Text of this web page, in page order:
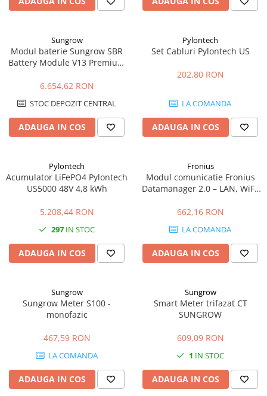
Sungrow
Modul baterie Sungrow SBR
Battery Module V13 Premium
6.654,62 RON
STOC DEPOZIT CENTRAL
ADAUGA IN COS
Pylontech
Set Cabluri Pylontech US
202,80 RON
LA COMANDA
ADAUGA IN COS
Pylontech
Acumulator LiFePO4 Pylontech
US5000 48V 4,8 kWh
5.208,44 RON
297 IN STOC
ADAUGA IN COS
Fronius
Modul comunicatie Fronius
Datamanager 2.0 – LAN, WiFi,
662,16 RON
LA COMANDA
ADAUGA IN COS
Sungrow
Sungrow Meter S100 -
monofazic
467,59 RON
LA COMANDA
ADAUGA IN COS
Sungrow
Smart Meter trifazat CT
SUNGROW
609,09 RON
1 IN STOC
ADAUGA IN COS